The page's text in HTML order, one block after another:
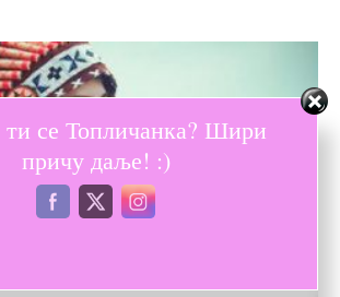
ти се Топличанка? Шири
причу даље! :)